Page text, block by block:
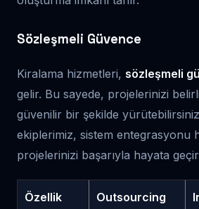
Sözleşmeli Güvence
Kiralama hizmetleri, sözleşmeli
gelir. Bu sayede, projelerinizi
güvenilir bir şekilde
ekiplerimiz, sistem entegrasyonu
projelerinizi başarıyla hayata
Özellik Outsourcing